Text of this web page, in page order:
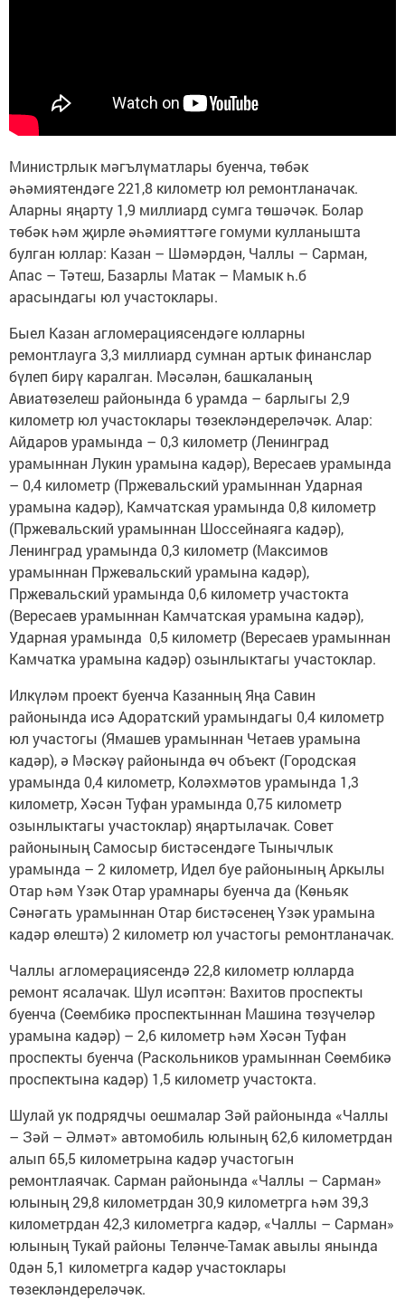
Министрлык мәгълүматлары буенча, төбәк
әһәмиятендәге 221,8 километр юл ремонтланачак.
Аларны яңарту 1,9 миллиард сумга төшәчәк. Болар
төбәк һәм җирле әһәмияттәге гомуми кулланышта
булган юллар: Казан – Шәмәрдән, Чаллы – Сарман,
Апас – Тәтеш, Базарлы Матак – Мамык һ.б
арасындагы юл участоклары.
Быел Казан агломерациясендәге юлларны
ремонтлауга 3,3 миллиард сумнан артык финанслар
бүлеп бирү каралган. Мәсәлән, башкаланың
Авиатөзелеш районында 6 урамда – барлыгы 2,9
километр юл участоклары төзекләндереләчәк. Алар:
Айдаров урамында – 0,3 километр (Ленинград
урамыннан Лукин урамына кадәр), Вересаев урамында
– 0,4 километр (Пржевальский урамыннан Ударная
урамына кадәр), Камчатская урамында 0,8 километр
(Пржевальский урамыннан Шоссейнаяга кадәр),
Ленинград урамында 0,3 километр (Максимов
урамыннан Пржевальский урамына кадәр),
Пржевальский урамында 0,6 километр участокта
(Вересаев урамыннан Камчатская урамына кадәр),
Ударная урамында 0,5 километр (Вересаев урамыннан
Камчатка урамына кадәр) озынлыктагы участоклар.
Илкүләм проект буенча Казанның Яңа Савин
районында исә Адоратский урамындагы 0,4 километр
юл участогы (Ямашев урамыннан Четаев урамына
кадәр), ә Мәскәү районында өч объект (Городская
урамында 0,4 километр, Коләхмәтов урамында 1,3
километр, Хәсән Туфан урамында 0,75 километр
озынлыктагы участоклар) яңартылачак. Совет
районының Самосыр бистәсендәге Тынычлык
урамында – 2 километр, Идел буе районының Аркылы
Отар һәм Үзәк Отар урамнары буенча да (Көньяк
Сәнәгать урамыннан Отар бистәсенең Үзәк урамына
кадәр өлештә) 2 километр юл участогы ремонтланачак.
Чаллы агломерациясендә 22,8 километр юлларда
ремонт ясалачак. Шул исәптән: Вахитов проспекты
буенча (Сөембикә проспектыннан Машина төзүчеләр
урамына кадәр) – 2,6 километр һәм Хәсән Туфан
проспекты буенча (Раскольников урамыннан Сөембикә
проспектына кадәр) 1,5 километр участокта.
Шулай ук подрядчы оешмалар Зәй районында «Чаллы
– Зәй – Әлмәт» автомобиль юлының 62,6 километрдан
алып 65,5 километрына кадәр участогын
ремонтлаячак. Сарман районында «Чаллы – Сарман»
юлының 29,8 километрдан 30,9 километрга һәм 39,3
километрдан 42,3 километрга кадәр, «Чаллы – Сарман»
юлының Тукай районы Теләнче-Тамак авылы янында
0дән 5,1 километрга кадәр участоклары
төзекләндереләчәк.